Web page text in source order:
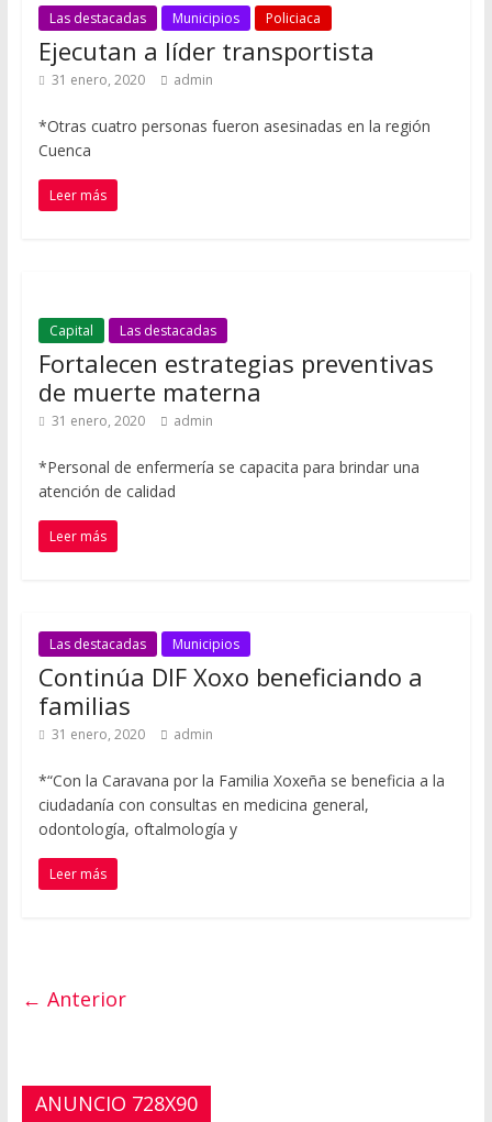
Las destacadas Municipios Policiaca
Ejecutan a líder transportista
31 enero, 2020 admin
*Otras cuatro personas fueron asesinadas en la región
Cuenca
Leer más
Capital Las destacadas
Fortalecen estrategias preventivas
de muerte materna
31 enero, 2020 admin
*Personal de enfermería se capacita para brindar una
atención de calidad
Leer más
Las destacadas Municipios
Continúa DIF Xoxo beneficiando a
familias
31 enero, 2020 admin
*“Con la Caravana por la Familia Xoxeña se beneficia a la
ciudadanía con consultas en medicina general,
odontología, oftalmología y
Leer más
← Anterior
ANUNCIO 728X90